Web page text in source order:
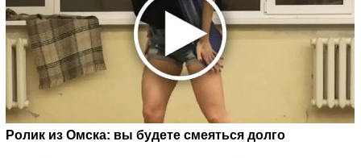
Ролик из Омска: вы будете смеяться долго